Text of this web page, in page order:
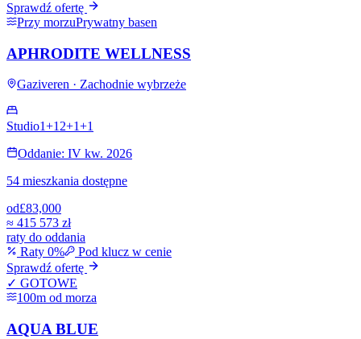
Sprawdź ofertę
Przy morzuPrywatny basen
APHRODITE WELLNESS
Gaziveren · Zachodnie wybrzeże
Studio1+12+1+1
Oddanie: IV kw. 2026
54 mieszkania dostępne
od£83,000
≈ 415 573 zł
raty do oddania
Raty 0%
Pod klucz w cenie
Sprawdź ofertę
✓ GOTOWE
100m od morza
AQUA BLUE